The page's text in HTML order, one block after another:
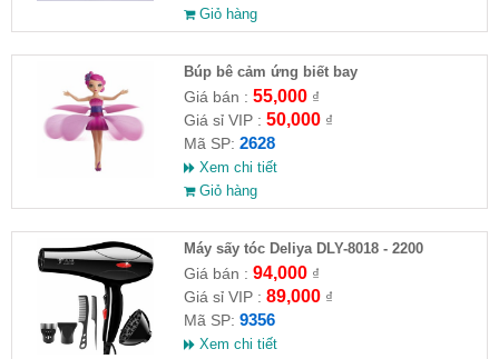
Giỏ hàng
​Búp bê cảm ứng biết bay
Giá bán : 55,000₫
Giá sỉ VIP : 50,000₫
Mã SP: 2628
Xem chi tiết
Giỏ hàng
Máy sấy tóc Deliya DLY-8018 - 2200
Giá bán : 94,000₫
Giá sỉ VIP : 89,000₫
Mã SP: 9356
Xem chi tiết